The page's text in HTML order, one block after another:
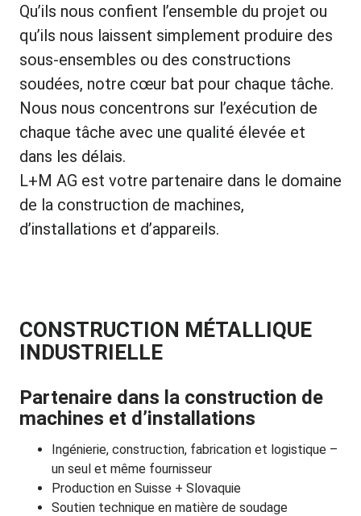
Qu’ils nous confient l’ensemble du projet ou
qu’ils nous laissent simplement produire des
sous-ensembles ou des constructions
soudées, notre cœur bat pour chaque tâche.
Nous nous concentrons sur l’exécution de
chaque tâche avec une qualité élevée et
dans les délais.
L+M AG est votre partenaire dans le domaine
de la construction de machines,
d’installations et d’appareils.
CONSTRUCTION MÉTALLIQUE
INDUSTRIELLE
Partenaire dans la construction de
machines et d’installations
Ingénierie, construction, fabrication et logistique –
un seul et même fournisseur
Production en Suisse + Slovaquie
Soutien technique en matière de soudage